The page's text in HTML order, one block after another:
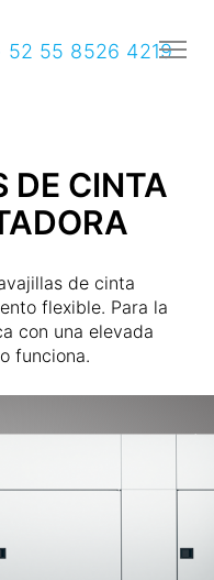
52 55 8526 4219
DE CINTA
de cinta
flexible. Para la
con una elevada
funciona.